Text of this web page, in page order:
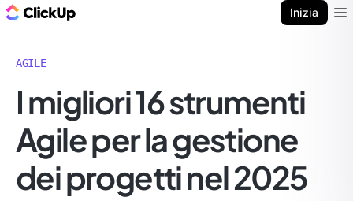
Inizia
AGILE
I migliori 16 strumenti
Agile per la gestione
dei progetti nel 2025